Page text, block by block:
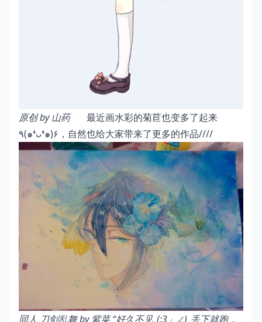
原创 by 山药最近画水彩的菊苣也变多了起来
٩(๑❛ᴗ❛๑)۶，自然也给大家带来了更多的作品////
同人 刀剑乱舞 by 紫菜 “好久不见_(:3」∠)_丢下就跑，